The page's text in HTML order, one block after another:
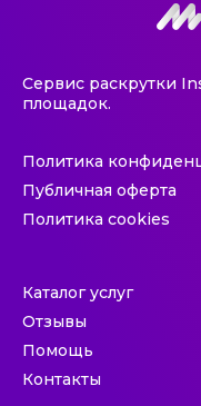
Сервис раскрутки
площадок.
Политика
Публичная оферта
Политика cookies
Каталог услуг
Отзывы
Помощь
Контакты